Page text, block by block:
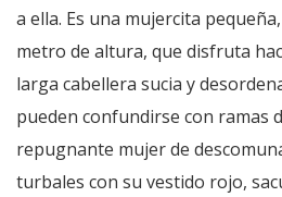
a ella. Es una mujercita
metro de altura, que disfruta
larga cabellera sucia y
pueden confundirse con ramas
repugnante mujer de
turbales con su vestido rojo,